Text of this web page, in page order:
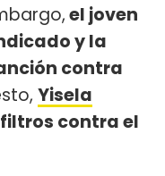
el joven
y la
contra
Yisela
contra el